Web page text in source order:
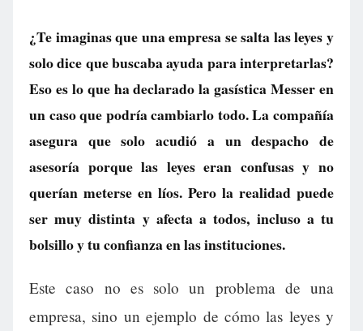
¿Te imaginas que una empresa se salta las leyes y
solo dice que buscaba ayuda para interpretarlas?
Eso es lo que ha declarado la gasística Messer en
un caso que podría cambiarlo todo. La compañía
asegura que solo acudió a un despacho de
asesoría porque las leyes eran confusas y no
querían meterse en líos. Pero la realidad puede
ser muy distinta y afecta a todos, incluso a tu
bolsillo y tu confianza en las instituciones.
Este caso no es solo un problema de una
empresa, sino un ejemplo de cómo las leyes y